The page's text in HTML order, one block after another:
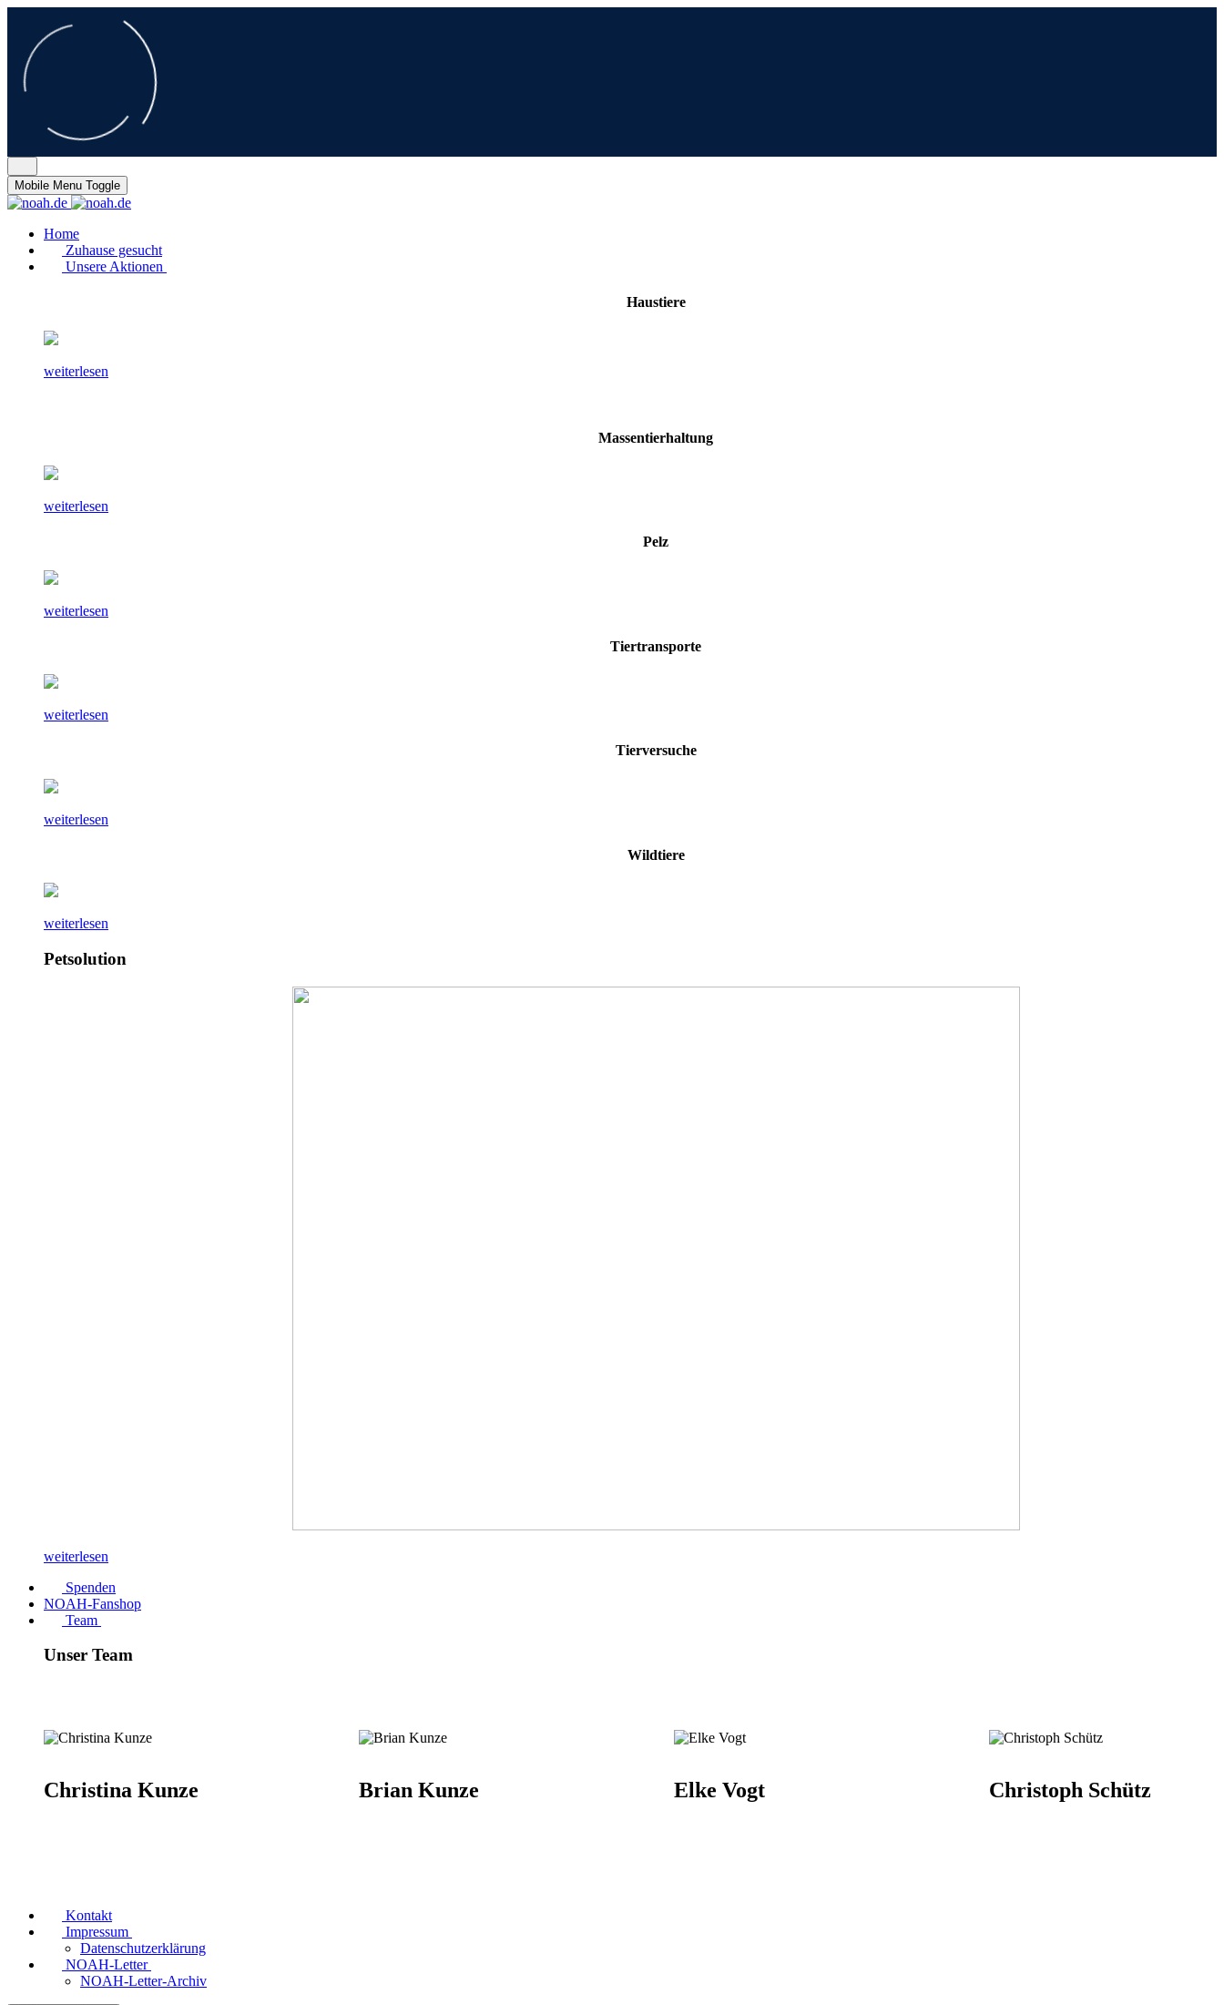
Mobile Menu Toggle
Home
Zuhause gesucht
Unsere Aktionen
Haustiere
weiterlesen
Massentierhaltung
weiterlesen
Pelz
weiterlesen
Tiertransporte
weiterlesen
Tierversuche
weiterlesen
Wildtiere
weiterlesen
Petsolution
weiterlesen
Spenden
NOAH-Fanshop
Team
Unser Team
Christina Kunze Brian Kunze Elke Vogt Christoph Schütz
Kontakt
Impressum
Datenschutzerklärung
NOAH-Letter
NOAH-Letter-Archiv